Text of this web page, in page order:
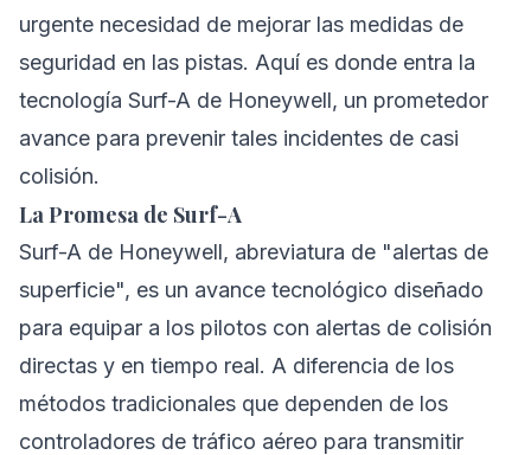
urgente necesidad de mejorar las medidas de
seguridad en las pistas. Aquí es donde entra la
tecnología Surf-A de Honeywell, un prometedor
avance para prevenir tales incidentes de casi
colisión.
La Promesa de Surf-A
Surf-A de Honeywell, abreviatura de "alertas de
superficie", es un avance tecnológico diseñado
para equipar a los pilotos con alertas de colisión
directas y en tiempo real. A diferencia de los
métodos tradicionales que dependen de los
controladores de tráfico aéreo para transmitir